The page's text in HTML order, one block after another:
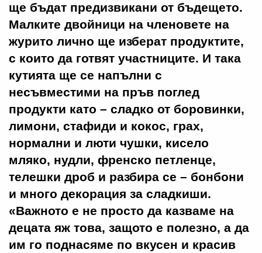
ще бъдат предизвикани от бъдещето.
Малките двойници на членовете на
журито лично ще изберат продуктите,
с които да готвят участниците. И така
кутията ще се напълни с
несъвместими на пръв поглед
продукти като – сладко от боровинки,
лимони, стафиди и кокос, грах,
нормални и люти чушки, кисело
мляко, нудли, френско петленце,
телешки дроб и разбира се – бонбони
и много декорация за сладкиши.
«Важното е не просто да казваме на
децата яж това, защото е полезно, а да
им го поднасяме по вкусен и красив